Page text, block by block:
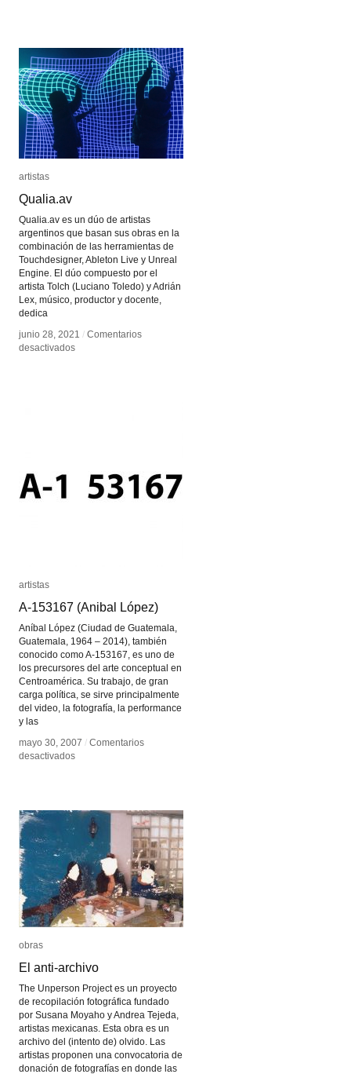
artistas
Qualia.av
Qualia.av es un dúo de artistas
argentinos que basan sus obras en la
combinación de las herramientas de
Touchdesigner, Ableton Live y Unreal
Engine. El dúo compuesto por el
artista Tolch (Luciano Toledo) y Adrián
Lex, músico, productor y docente,
dedica
junio 28, 2021 / Comentarios
desactivadosen
artistas
Qualia.av
junio 28, 2021 / Comentarios
desactivadosen
artistas
A-153167 (Anibal López)
Aníbal López (Ciudad de Guatemala,
Guatemala, 1964 – 2014), también
conocido como A-153167, es uno de
los precursores del arte conceptual en
Centroamérica. Su trabajo, de gran
carga política, se sirve principalmente
del video, la fotografía, la performance
y las
mayo 30, 2007 / Comentarios
desactivadosen
López)
artistas
A-153167 (Anibal López)
mayo 30, 2007 / Comentarios
desactivadosen
López)
obras
El anti-archivo
The Unperson Project es un proyecto
de recopilación fotográfica fundado
por Susana Moyaho y Andrea Tejeda,
artistas mexicanas. Esta obra es un
archivo del (intento de) olvido. Las
artistas proponen una convocatoria de
donación de fotografías en donde las
obras
El anti-archivo